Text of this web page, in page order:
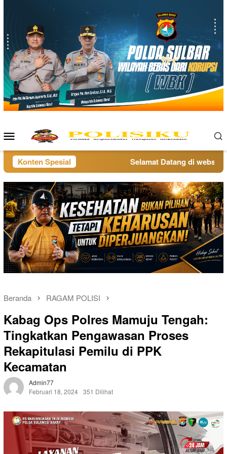
Menu
Mobile
Konten Spesial Selamat Datang di website
Beranda RAGAM POLISI
Kabag Ops Polres Mamuju Tengah:
Tingkatkan Pengawasan Proses
Rekapitulasi Pemilu di PPK
Kecamatan
Admin77
Februari 18, 2024 351 Dilihat